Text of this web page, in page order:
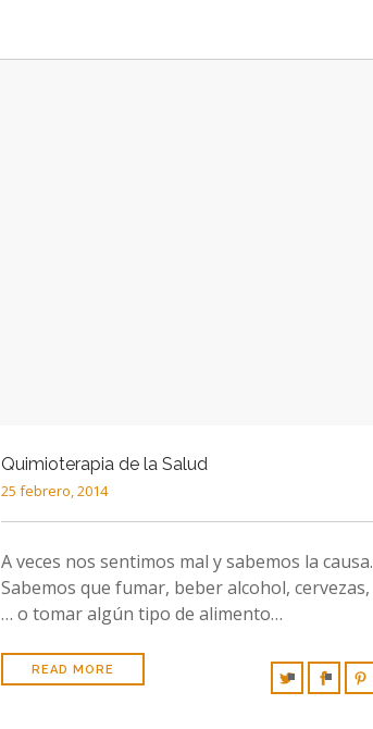
Quimioterapia de la Salud
25 febrero, 2014
A veces nos sentimos mal y sabemos la causa.
Sabemos que fumar, beber alcohol, cervezas,
… o tomar algún tipo de alimento…
READ MORE